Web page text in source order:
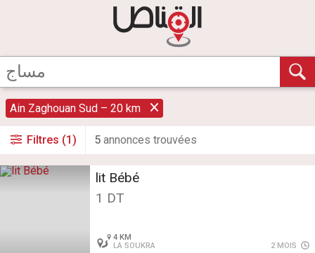
Ain Zaghouan Sud – 20 km
Filtres (1) 5 annonces trouvées
lit Bébé
1 DT
4 KM
LA SOUKRA
2 MOIS